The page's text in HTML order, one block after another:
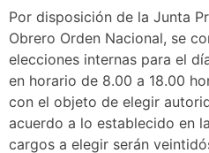
Por disposición de la Junta
Obrero Orden Nacional, se
elecciones internas para el
en horario de 8.00 a 18.00
con el objeto de elegir
acuerdo a lo establecido en
cargos a elegir serán